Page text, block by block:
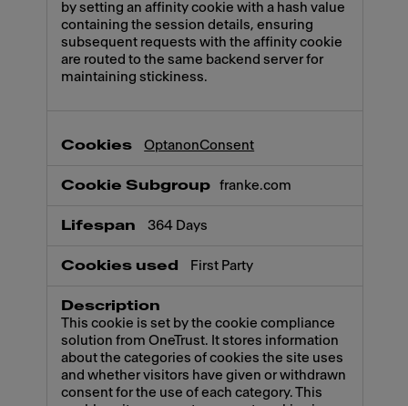
by setting an affinity cookie with a hash value
containing the session details, ensuring
subsequent requests with the affinity cookie
are routed to the same backend server for
maintaining stickiness.
OptanonConsent
franke.com
364 Days
First Party
This cookie is set by the cookie compliance
solution from OneTrust. It stores information
about the categories of cookies the site uses
and whether visitors have given or withdrawn
consent for the use of each category. This